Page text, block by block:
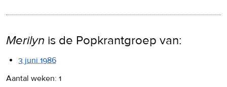
Merilyn is de Popkrantgroep van:
3 juni 1986
Aantal weken: 1